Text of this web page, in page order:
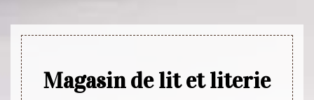
Magasin de lit et literie